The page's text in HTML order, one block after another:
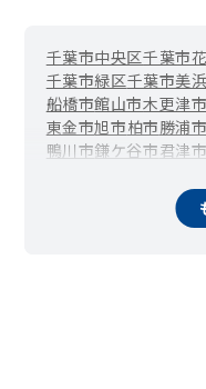
千葉市中央区千葉市
千葉市緑区千葉市美
船橋市館山市木更津
東金市旭市柏市勝浦
鴨川市鎌ケ谷市君津市
大網白里市
芝山町横